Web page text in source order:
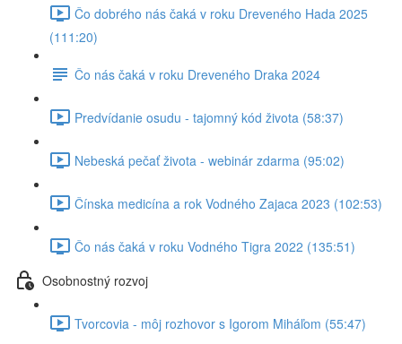
Čo dobrého nás čaká v roku Dreveného Hada 2025
(111:20)
Čo nás čaká v roku Dreveného Draka 2024
Predvídanie osudu - tajomný kód života (58:37)
Nebeská pečať života - webinár zdarma (95:02)
Čínska medicína a rok Vodného Zajaca 2023 (102:53)
Čo nás čaká v roku Vodného Tigra 2022 (135:51)
Osobnostný rozvoj
Tvorcovia - môj rozhovor s Igorom Miháľom (55:47)